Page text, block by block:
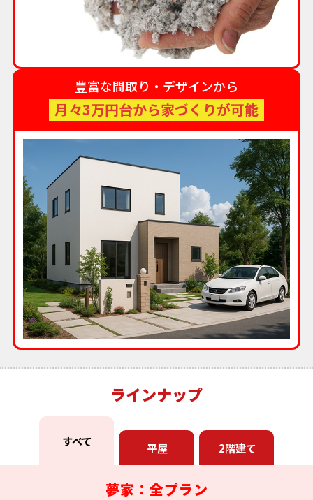
豊富な間取り・デザインから
月々3万円台から家づくりが可能
ラインナップ
すべて 平屋 2階建て
夢家：全プラン